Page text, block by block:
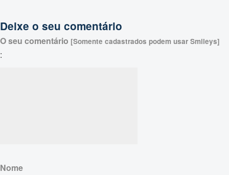
Deixe o seu comentário
O seu comentário [Somente cadastrados podem usar Smileys]
:
Nome